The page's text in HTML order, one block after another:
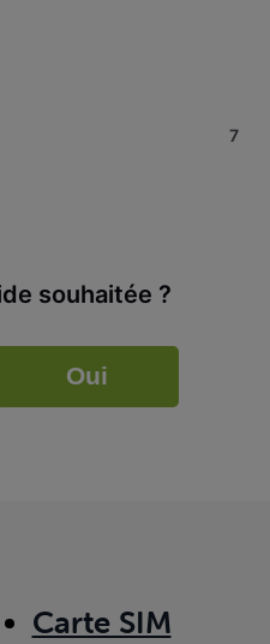
7
souhaitée ?
Oui
Carte SIM